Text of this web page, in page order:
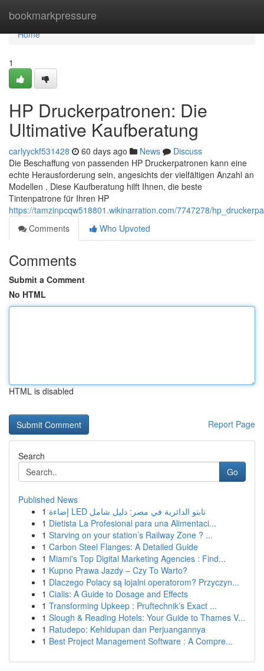
bookmarkpressure
Home
Home
1
HP Druckerpatronen: Die
Ultimative Kaufberatung
carlyyckf531428 60 days ago News
Discuss
Die Beschaffung von passenden HP Druckerpatronen kann eine
echte Herausforderung sein, angesichts der vielfältigen Anzahl an
Modellen . Diese Kaufberatung hilft Ihnen, die beste
Tintenpatrone für Ihren HP
https://tamzinpcqw518801.wikinarration.com/7747278/
Comments
Who Upvoted
Comments
Submit a Comment
No HTML
HTML is disabled
Report Page
Search
Go
Published News
1
إضاءة LED تابتو الدائرية في مصر: دليل شامل
1 Dietista La Profesional para una Alimentaci...
1 Starving on your station’s Railway Zone ? ...
1 Carbon Steel Flanges: A Detailed Guide
1 Miami's Top Digital Marketing Agencies : Find...
1 Kupno Prawa Jazdy – Czy To Warto?
1 Dlaczego Polacy są lojalni operatorom? Przyczyn...
1 Cialis: A Guide to Dosage and Effects
1 Transforming Upkeep : Pruftechnik’s Exact ...
1 Slough & Reading Hotels: Your Guide to Thames V...
1 Ratudepo: Kehidupan dan Perjuangannya
1 Best Project Management Software : A Compre...